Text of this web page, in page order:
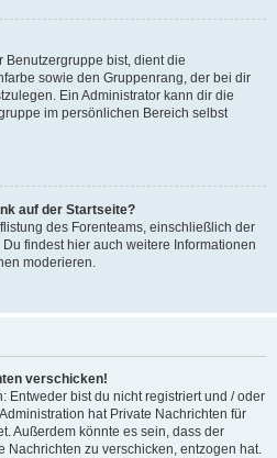
bist, dient die
sowie den Gruppenrang, der bei dir
Ein Administrator kann dir die
im persönlichen Bereich selbst
auf der Startseite?
des Forenteams, einschließlich der
findest hier auch weitere Informationen
moderieren.
verschicken!
Entweder bist du nicht registriert und / oder
hat Private Nachrichten für
Außerdem könnte es sein, dass der
Nachrichten zu verschicken, entzogen hat.